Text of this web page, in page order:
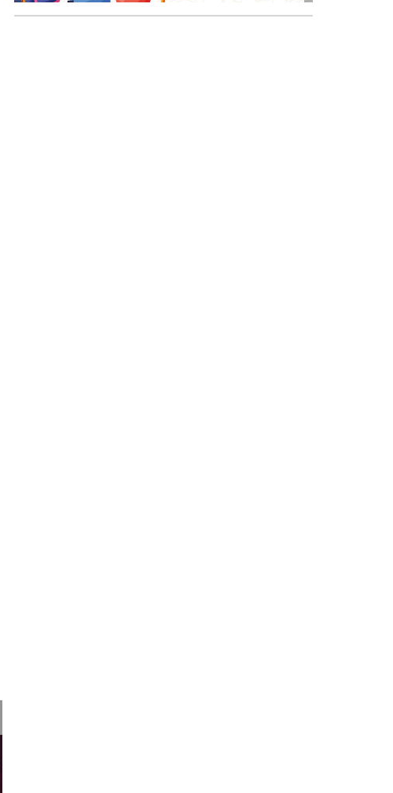
León XIV visitaría México hasta después de las